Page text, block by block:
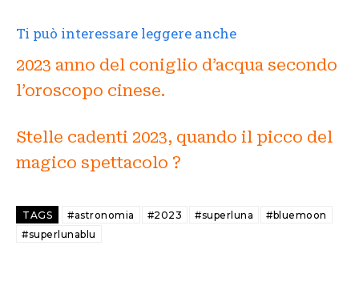
Ti può interessare leggere anche
2023 anno del coniglio d’acqua secondo
l’oroscopo cinese.
Stelle cadenti 2023, quando il picco del
magico spettacolo ?
TAGS #astronomia #2023 #superluna
#bluemoon
#superlunablu